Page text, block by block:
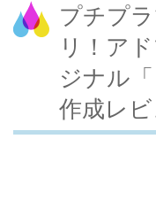
プチプ
リ！ア
ジナル
作成レ